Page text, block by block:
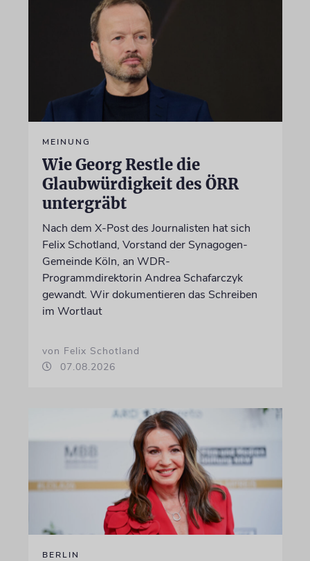
MEINUNG
Wie Georg Restle die
Glaubwürdigkeit des ÖRR
untergräbt
Nach dem X-Post des Journalisten hat sich
Felix Schotland, Vorstand der Synagogen-
Gemeinde Köln, an WDR-
Programmdirektorin Andrea Schafarczyk
gewandt. Wir dokumentieren das Schreiben
im Wortlaut
von Felix Schotland
07.08.2026
BERLIN